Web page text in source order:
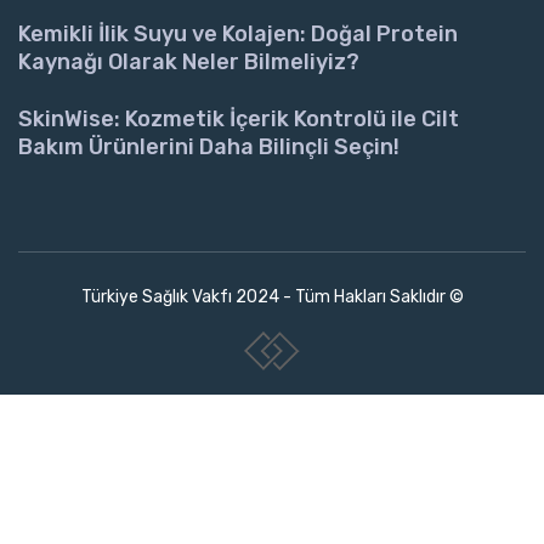
Kemikli İlik Suyu ve Kolajen: Doğal Protein
Kaynağı Olarak Neler Bilmeliyiz?
SkinWise: Kozmetik İçerik Kontrolü ile Cilt
Bakım Ürünlerini Daha Bilinçli Seçin!
Türkiye Sağlık Vakfı 2024 - Tüm Hakları Saklıdır ©
www.collectivepeople.com.tr